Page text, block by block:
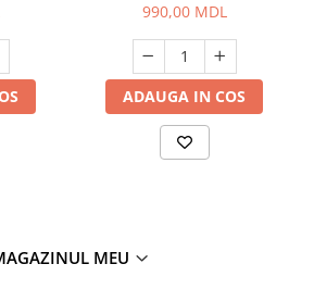
990,00 MDL
ADAUGA IN COS
MEU